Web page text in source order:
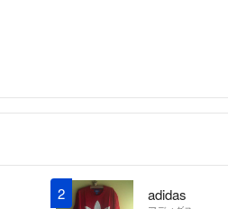
2 adidas